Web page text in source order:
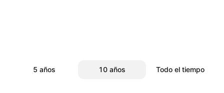
5 años 10 años Todo el tiempo